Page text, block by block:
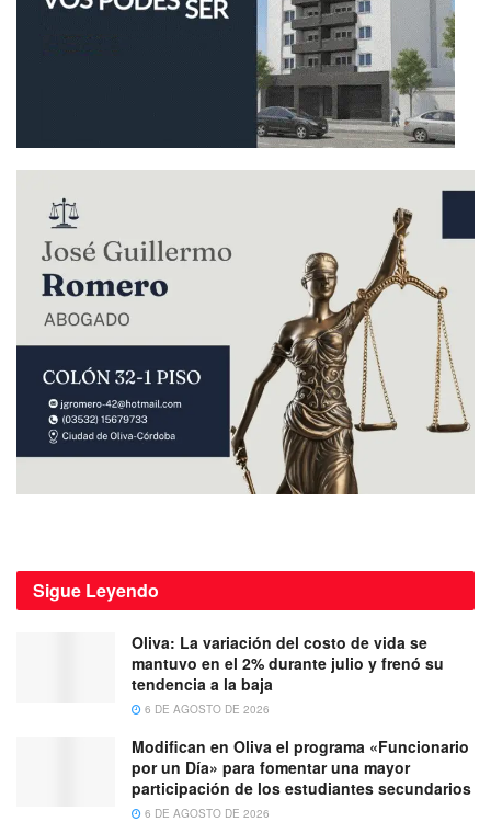
Sigue Leyendo
Oliva: La variación del costo de vida se
mantuvo en el 2% durante julio y frenó su
tendencia a la baja
6 DE AGOSTO DE 2026
Modifican en Oliva el programa «Funcionario
por un Día» para fomentar una mayor
participación de los estudiantes secundarios
6 DE AGOSTO DE 2026